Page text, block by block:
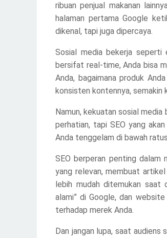
ribuan penjual makanan
halaman pertama Google
dikenal, tapi juga dipercaya.
Sosial media bekerja seperti
bersifat real-time, Anda bisa
Anda, bagaimana produk
konsisten kontennya, semakin
Namun, kekuatan sosial
perhatian, tapi SEO yang
Anda tenggelam di bawah
SEO berperan penting dalam
yang relevan, membuat
lebih mudah ditemukan saat
alami” di Google, dan
terhadap merek Anda.
Dan jangan lupa, saat audiens